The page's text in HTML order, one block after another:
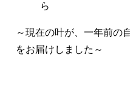
ら
～現在の叶が、一年前の
をお届けしました～